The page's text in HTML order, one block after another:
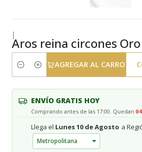
|
Aros reina circones
Cantidad
AGREGAR AL CARRO
ENVÍO GRATIS HOY
Comprando antes de las 17:00. Quedan
Llega el Lunes 10 de Agosto a